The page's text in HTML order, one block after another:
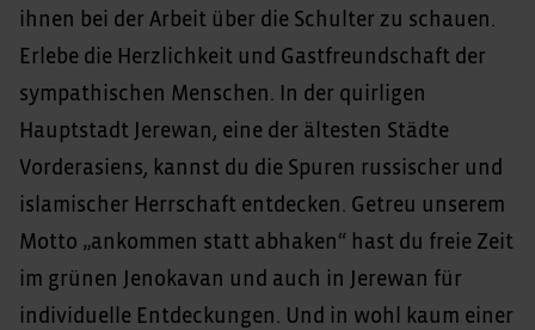
ihnen bei der Arbeit über die Schulter zu schauen.
Erlebe die Herzlichkeit und Gastfreundschaft der
sympathischen Menschen. In der quirligen
Hauptstadt Jerewan, eine der ältesten Städte
Vorderasiens, kannst du die Spuren russischer und
islamischer Herrschaft entdecken. Getreu unserem
Motto „ankommen statt abhaken“ hast du freie Zeit
im grünen Jenokavan und auch in Jerewan für
individuelle Entdeckungen. Und in wohl kaum einer